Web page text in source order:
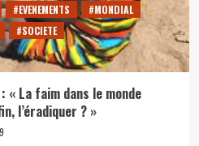
#EVENEMENTS
#MONDIAL
#SOCIETE
« La faim dans le monde
l’éradiquer ? »